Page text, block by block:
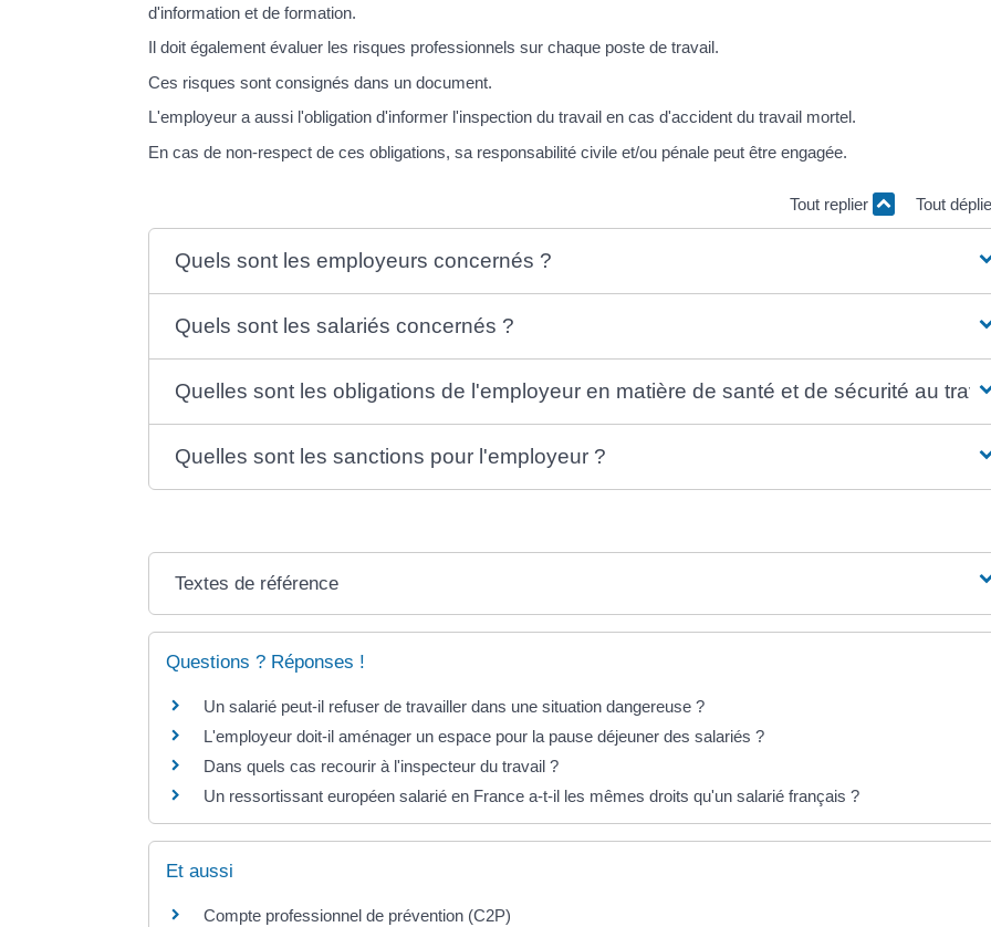
d'information et de formation.
Il doit également évaluer les risques professionnels sur chaque poste de travail.
Ces risques sont consignés dans un document.
L'employeur a aussi l'obligation d'informer l'inspection du travail en cas d'accident du travail mortel.
En cas de non-respect de ces obligations, sa responsabilité civile et/ou pénale peut être engagée.
Tout replier Tout
Quels sont les employeurs concernés ?
Quels sont les salariés concernés ?
Quelles sont les obligations de l'employeur en matière de santé et de sécurité au
Quelles sont les sanctions pour l'employeur ?
Textes de référence
Questions ? Réponses !
Un salarié peut-il refuser de travailler dans une situation dangereuse ?
L'employeur doit-il aménager un espace pour la pause déjeuner des salariés ?
Dans quels cas recourir à l'inspecteur du travail ?
Un ressortissant européen salarié en France a-t-il les mêmes droits qu'un salarié français ?
Et aussi
Compte professionnel de prévention (C2P)